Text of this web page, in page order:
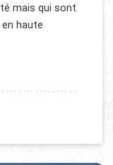
mais qui sont
haute
MAL DE L’ALTITUDE